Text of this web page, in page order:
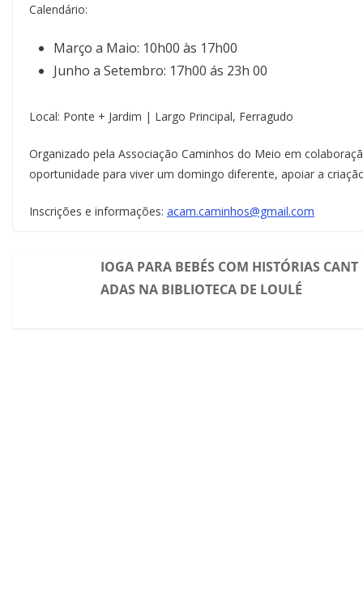
Calendário:
Março a Maio: 10h00 às 17h00
Junho a Setembro: 17h00 ás 23h 00
Local: Ponte + Jardim | Largo Principal, Ferragudo
Organizado pela Associação Caminhos do Meio em
oportunidade para viver um domingo diferente, apoiar a
Inscrições e informações: acam.caminhos@gmail.com
IOGA PARA BEBÉS COM HISTÓRIAS CANT
ADAS NA BIBLIOTECA DE LOULÉ